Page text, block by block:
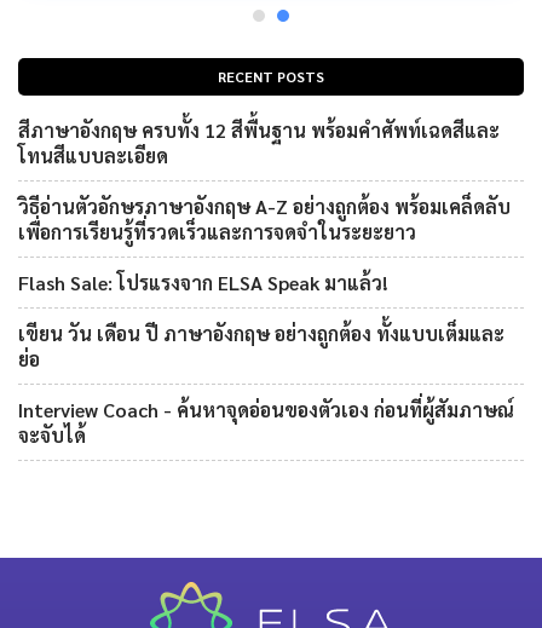
RECENT POSTS
สีภาษาอังกฤษ ครบทั้ง 12 สีพื้นฐาน พร้อมคำศัพท์เฉดสีและ
โทนสีแบบละเอียด
วิธีอ่านตัวอักษรภาษาอังกฤษ A-Z อย่างถูกต้อง พร้อมเคล็ดลับ
เพื่อการเรียนรู้ที่รวดเร็วและการจดจำในระยะยาว
Flash Sale: โปรแรงจาก ELSA Speak มาแล้ว!
เขียน วัน เดือน ปี ภาษาอังกฤษ อย่างถูกต้อง ทั้งแบบเต็มและ
ย่อ
Interview Coach - ค้นหาจุดอ่อนของตัวเอง ก่อนที่ผู้สัมภาษณ์
จะจับได้